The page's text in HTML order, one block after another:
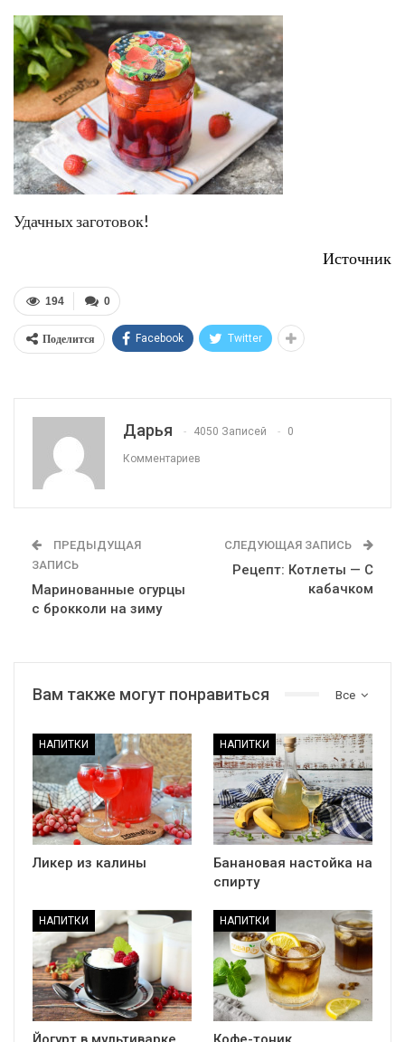
Удачных заготовок!
Источник
0
194
Поделится Facebook Twitter
Дарья 4050 Записей 0
Комментариев
ПРЕДЫДУЩАЯ
ЗАПИСЬ
Маринованные огурцы
с брокколи на зиму
СЛЕДУЮЩАЯ ЗАПИСЬ
Рецепт: Котлеты — С
кабачком
Все
Вам также могут понравиться
НАПИТКИ
Ликер из калины
НАПИТКИ
Банановая настойка на
спирту
НАПИТКИ НАПИТКИ